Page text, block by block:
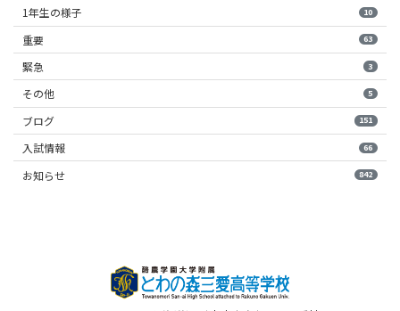
1年生の様子 10
重要 63
緊急 3
その他 5
ブログ 151
入試情報 66
お知らせ 842